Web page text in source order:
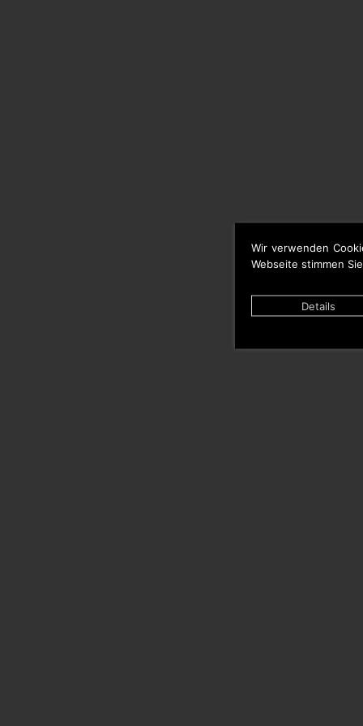
Wir verwenden
Webseite stimmen
Details